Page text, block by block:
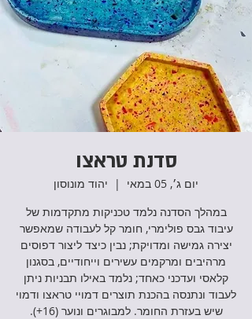
סדנת טראצו
יום ג׳, 05 במאי
  |
יהוד מונוסון
במהלך הסדנה נלמד טכניקות מתקדמות של
עיבוד גבס פולימרי, חומר קל לעבודה שמאפשר
יצירה גמישה ומדויקת; נבין כיצד ליצור דפוסים
מרהיבים ומרקמים עשירים וייחודיים, בסגנון
קלאסי ועדכני כאחד; נלמד באילו תבניות ניתן
לעבוד ונתנסה בהכנת תוצרים דמויי טראצו ודמוי
שיש בעזרת החומר. למבוגרים ונוער (16+).